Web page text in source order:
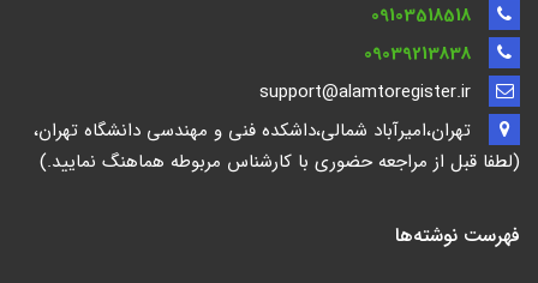
09103518518
09039213838
support@alamtoregister.ir
تهران،امیرآباد شمالی،داشکده فنی و مهندسی دانشگاه تهران،
(لطفا قبل از مراجعه حضوری با کارشناس مربوطه هماهنگ نمایید.)
فهرست نوشته‌ها